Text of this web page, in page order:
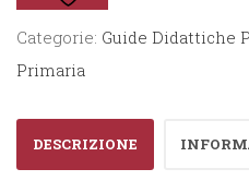
quantità
Categorie: Guide Didattiche
Primaria
DESCRIZIONE